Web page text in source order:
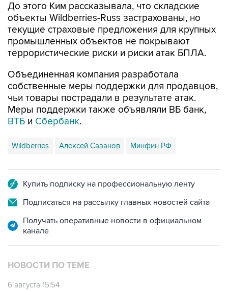
До этого Ким рассказывала, что складские
объекты Wildberries-Russ застрахованы, но
текущие страховые предложения для крупных
промышленных объектов не покрывают
террористические риски и риски атак БПЛА.
Объединенная компания разработала
собственные меры поддержки для продавцов,
чьи товары пострадали в результате атак.
Меры поддержки также объявляли ВБ банк,
ВТБ и Сбербанк.
Wildberries Алексей Сазанов Минфин РФ
Купить подписку на профессиональную ленту
Подписаться на рассылку главных новостей сайта
Получать оперативные новости в официальном
канале
НОВОСТИ ПО ТЕМЕ
6 августа 15:54